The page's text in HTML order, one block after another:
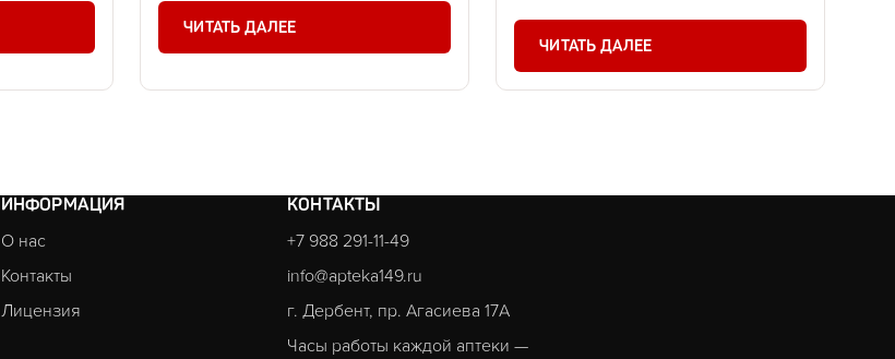
ЧИТАТЬ ДАЛЕЕ
ЧИТАТЬ ДАЛЕЕ
ИНФОРМАЦИЯ
О нас
Контакты
Лицензия
КОНТАКТЫ
+7 988 291-11-49
info@apteka149.ru
г. Дербент, пр. Агасиева 17А
Часы работы каждой аптеки —